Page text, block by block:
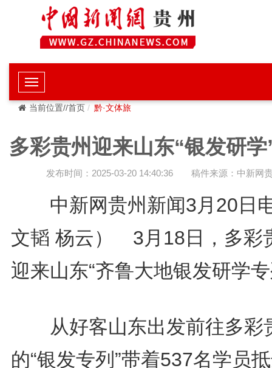
当前位置//首页 黔·文体旅
多彩贵州迎来山东“银发研学
发布时间：2025-03-20 14:40:36 稿件来源：中新网
中新网贵州新闻3月20日
文韬 杨云） 3月18日，多彩
迎来山东“齐鲁大地银发研学
从好客山东出发前往多彩
的“银发专列”带着537名学员